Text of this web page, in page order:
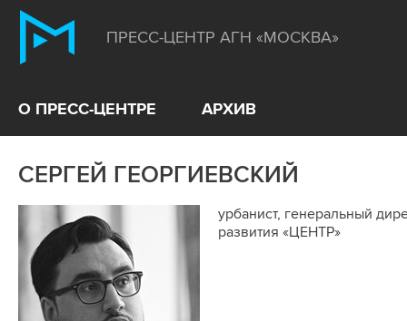
ПРЕСС-ЦЕНТР АГН «МОСКВА»
О ПРЕСС-ЦЕНТРЕ АРХИВ
СЕРГЕЙ ГЕОРГИЕВСКИЙ
урбанист, генеральный
развития «ЦЕНТР»